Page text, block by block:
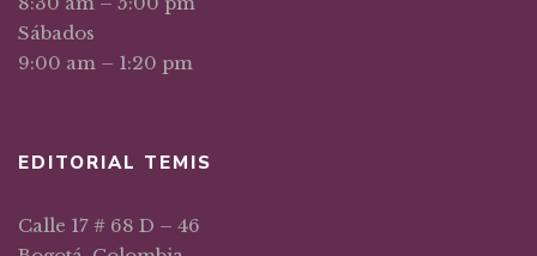
Sábados
9:00 am – 1:20 pm
EDITORIAL TEMIS
Calle 17 # 68 D – 46